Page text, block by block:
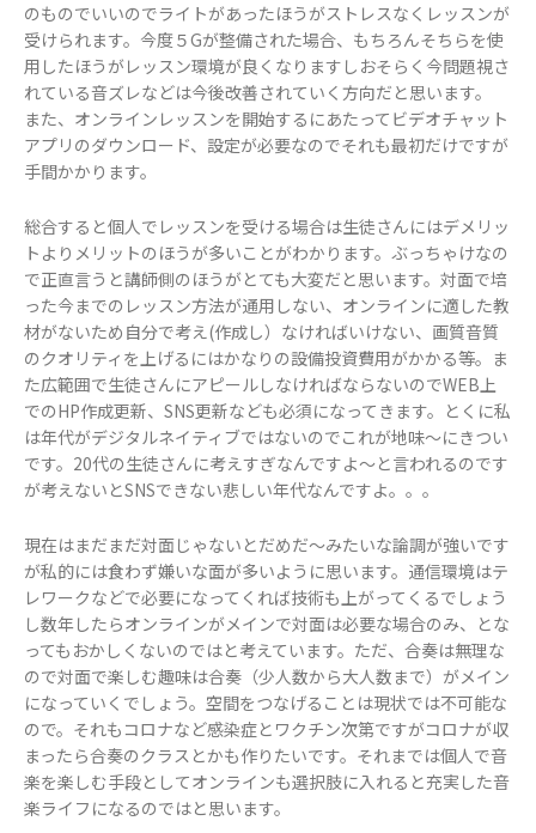
のものでいいのでライトがあったほうがストレスなくレッスンが
受けられます。今度５Gが整備された場合、もちろんそちらを使
用したほうがレッスン環境が良くなりますしおそらく今問題視さ
れている音ズレなどは今後改善されていく方向だと思います。
また、オンラインレッスンを開始するにあたってビデオチャット
アプリのダウンロード、設定が必要なのでそれも最初だけですが
手間かかります。
総合すると個人でレッスンを受ける場合は生徒さんにはデメリッ
トよりメリットのほうが多いことがわかります。ぶっちゃけなの
で正直言うと講師側のほうがとても大変だと思います。対面で培
った今までのレッスン方法が通用しない、オンラインに適した教
材がないため自分で考え(作成し）なければいけない、画質音質
のクオリティを上げるにはかなりの設備投資費用がかかる等。ま
た広範囲で生徒さんにアピールしなければならないのでWEB上
でのHP作成更新、SNS更新なども必須になってきます。とくに私
は年代がデジタルネイティブではないのでこれが地味～にきつい
です。20代の生徒さんに考えすぎなんですよ～と言われるのです
が考えないとSNSできない悲しい年代なんですよ。。。
現在はまだまだ対面じゃないとだめだ～みたいな論調が強いです
が私的には食わず嫌いな面が多いように思います。通信環境はテ
レワークなどで必要になってくれば技術も上がってくるでしょう
し数年したらオンラインがメインで対面は必要な場合のみ、とな
ってもおかしくないのではと考えています。ただ、合奏は無理な
ので対面で楽しむ趣味は合奏（少人数から大人数まで）がメイン
になっていくでしょう。空間をつなげることは現状では不可能な
ので。それもコロナなど感染症とワクチン次第ですがコロナが収
まったら合奏のクラスとかも作りたいです。それまでは個人で音
楽を楽しむ手段としてオンラインも選択肢に入れると充実した音
楽ライフになるのではと思います。